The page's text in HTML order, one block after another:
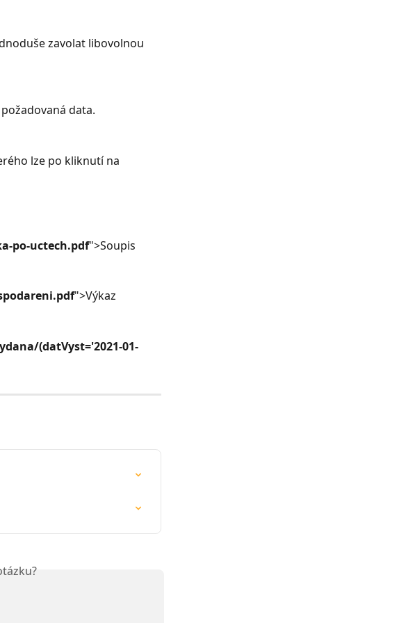
zavolat libovolnou
data.
lze po kliknutí na
po-uctech.pdf">Soupis
">Výkaz
(datVyst='2021-01-